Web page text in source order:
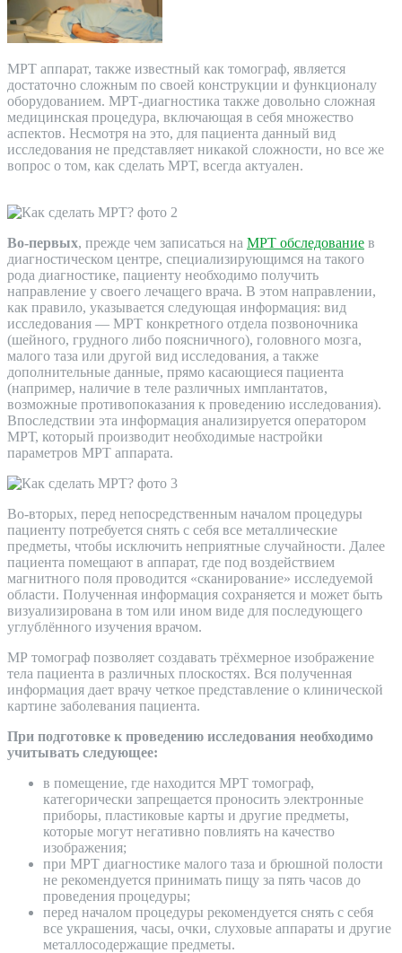
МРТ аппарат, также известный как томограф, является
достаточно сложным по своей конструкции и функционалу
оборудованием. МРТ-диагностика также довольно сложная
медицинская процедура, включающая в себя множество
аспектов. Несмотря на это, для пациента данный вид
исследования не представляет никакой сложности, но все же
вопрос о том, как сделать МРТ, всегда актуален.
Во-первых, прежде чем записаться на МРТ обследование в
диагностическом центре, специализирующимся на такого
рода диагностике, пациенту необходимо получить
направление у своего лечащего врача. В этом направлении,
как правило, указывается следующая информация: вид
исследования — МРТ конкретного отдела позвоночника
(шейного, грудного либо поясничного), головного мозга,
малого таза или другой вид исследования, а также
дополнительные данные, прямо касающиеся пациента
(например, наличие в теле различных имплантатов,
возможные противопоказания к проведению исследования).
Впоследствии эта информация анализируется оператором
МРТ, который производит необходимые настройки
параметров МРТ аппарата.
Во-вторых, перед непосредственным началом процедуры
пациенту потребуется снять с себя все металлические
предметы, чтобы исключить неприятные случайности. Далее
пациента помещают в аппарат, где под воздействием
магнитного поля проводится «сканирование» исследуемой
области. Полученная информация сохраняется и может быть
визуализирована в том или ином виде для последующего
углублённого изучения врачом.
МР томограф позволяет создавать трёхмерное изображение
тела пациента в различных плоскостях. Вся полученная
информация дает врачу четкое представление о клинической
картине заболевания пациента.
При подготовке к проведению исследования необходимо
учитывать следующее:
в помещение, где находится МРТ томограф,
категорически запрещается проносить электронные
приборы, пластиковые карты и другие предметы,
которые могут негативно повлиять на качество
изображения;
при МРТ диагностике малого таза и брюшной полости
не рекомендуется принимать пищу за пять часов до
проведения процедуры;
перед началом процедуры рекомендуется снять с себя
все украшения, часы, очки, слуховые аппараты и другие
металлосодержащие предметы.